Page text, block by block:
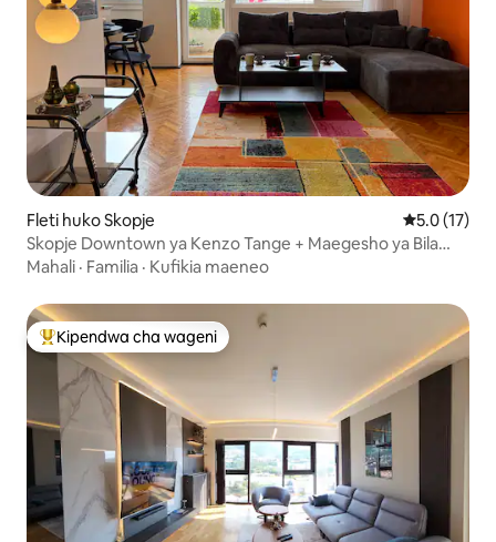
Fleti huko Skopje Ukadiriaji
5.0 (17)
Skopje Downtown ya Kenzo Tange + Maegesho ya Bila
Malipo
Mahali · Familia · Kufikia maeneo
Kipendwa maarufu cha wageni
Kipendwa cha wageni